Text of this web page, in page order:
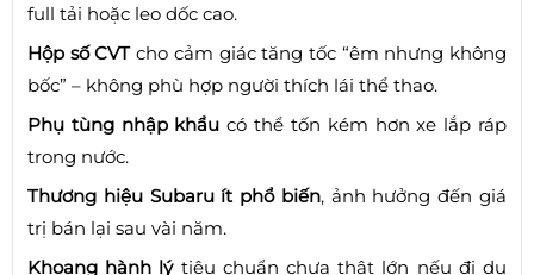
full tải hoặc leo dốc cao.
Hộp số CVTcho cảm giác tăng tốc “êm nhưng không
bốc” – không phù hợp người thích lái thể thao.
Phụ tùng nhập khẩu có thể tốn kém hơn xe lắp ráp
trong nước.
Thương hiệu Subaru ít phổ biến, ảnh hưởng đến giá
trị bán lại sau vài năm.
Khoang hành lýtiêu chuẩn chưa thật lớn nếu đi du